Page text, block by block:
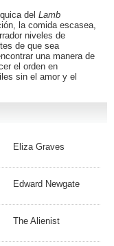
del Lamb
la comida escasea,
niveles de
de que sea
una manera de
el orden en
sin el amor y el
Eliza Graves
Edward Newgate
The Alienist